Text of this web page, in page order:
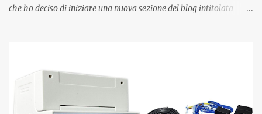
che ho deciso di iniziare una nuova sezione del blog intitolata
anni assistente di Guglielmo Marconi , diventandone in seguito
sull’elettromagnetismo. Ighina si è concentrato molto sullo studio